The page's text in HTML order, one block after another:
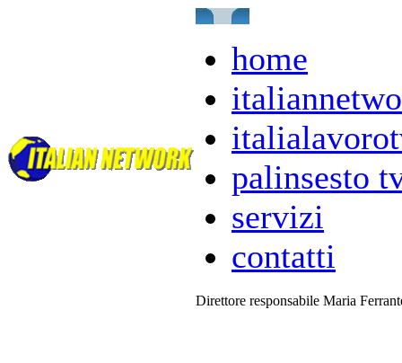
home
palinsesto
servizi
contatti
Direttore responsabile Maria